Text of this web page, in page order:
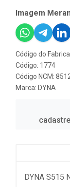
Imagem
Código do
Código: 1774
Código NCM:
Marca: DYNA
DYNA S515